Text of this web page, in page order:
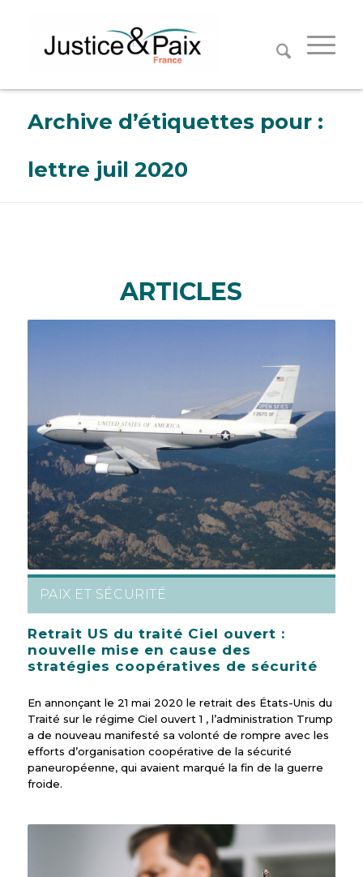
Archive d’étiquettes pour :
lettre juil 2020
ARTICLES
PAIX ET SÉCURITÉ
Retrait US du traité Ciel ouvert :
nouvelle mise en cause des
stratégies coopératives de sécurité
En annonçant le 21 mai 2020 le retrait des États-Unis du
Traité sur le régime Ciel ouvert 1 , l’administration Trump
a de nouveau manifesté sa volonté de rompre avec les
efforts d’organisation coopérative de la sécurité
paneuropéenne, qui avaient marqué la fin de la guerre
froide.